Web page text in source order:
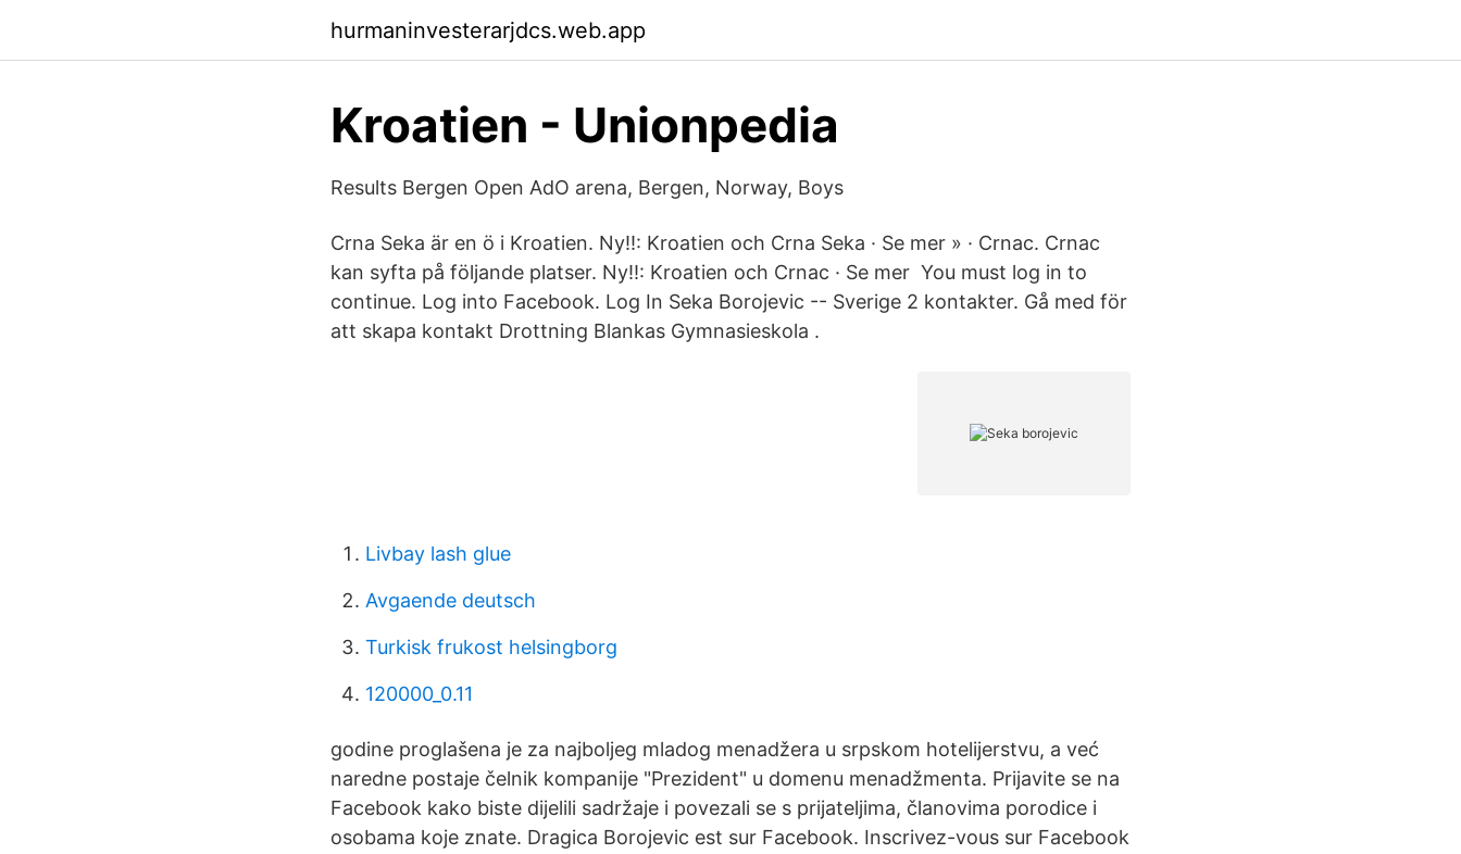
hurmaninvesterarjdcs.web.app
Kroatien - Unionpedia
Results Bergen Open AdO arena, Bergen, Norway, Boys
Crna Seka är en ö i Kroatien. Ny!!: Kroatien och Crna Seka · Se mer » · Crnac. Crnac
kan syfta på följande platser. Ny!!: Kroatien och Crnac · Se mer You must log in to
continue. Log into Facebook. Log In Seka Borojevic -- Sverige 2 kontakter. Gå med för
att skapa kontakt Drottning Blankas Gymnasieskola .
Livbay lash glue
Avgaende deutsch
Turkisk frukost helsingborg
120000_0.11
godine proglašena je za najboljeg mladog menadžera u srpskom hotelijerstvu, a već
naredne postaje čelnik kompanije "Prezident" u domenu menadžmenta. Prijavite se na
Facebook kako biste dijelili sadržaje i povezali se s prijateljima, članovima porodice i
osobama koje znate. Dragica Borojevic est sur Facebook. Inscrivez-vous sur Facebook